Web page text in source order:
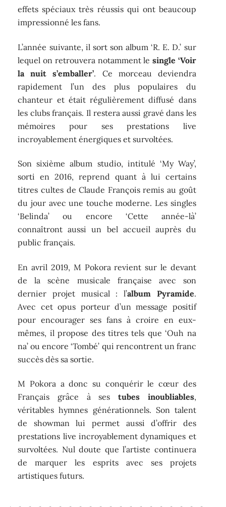
effets spéciaux très réussis qui ont beaucoup
impressionné les fans.
L’année suivante, il sort son album ‘R. E. D.’ sur
lequel on retrouvera notamment le single ‘Voir
la nuit s’emballer’. Ce morceau deviendra
rapidement l’un des plus populaires du
chanteur et était régulièrement diffusé dans
les clubs français. Il restera aussi gravé dans les
mémoires pour ses prestations live
incroyablement énergiques et survoltées.
Son sixième album studio, intitulé ‘My Way’,
sorti en 2016, reprend quant à lui certains
titres cultes de Claude François remis au goût
du jour avec une touche moderne. Les singles
‘Belinda’ ou encore ‘Cette année-là’
connaîtront aussi un bel accueil auprès du
public français.
En avril 2019, M Pokora revient sur le devant
de la scène musicale française avec son
dernier projet musical : l’album Pyramide.
Avec cet opus porteur d’un message positif
pour encourager ses fans à croire en eux-
mêmes, il propose des titres tels que ‘Ouh na
na’ ou encore ‘Tombé’ qui rencontrent un franc
succès dès sa sortie.
M Pokora a donc su conquérir le cœur des
Français grâce à ses tubes inoubliables,
véritables hymnes générationnels. Son talent
de showman lui permet aussi d’offrir des
prestations live incroyablement dynamiques et
survoltées. Nul doute que l’artiste continuera
de marquer les esprits avec ses projets
artistiques futurs.